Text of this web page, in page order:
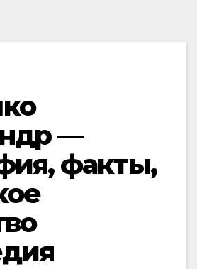
—
факты,